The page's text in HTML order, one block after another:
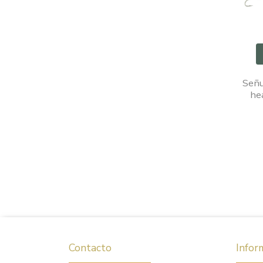
Contacto